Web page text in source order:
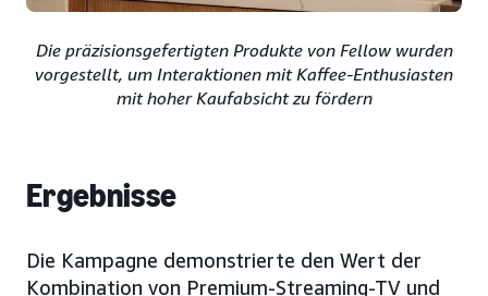
Die präzisionsgefertigten Produkte von Fellow wurden
vorgestellt, um Interaktionen mit Kaffee-Enthusiasten
mit hoher Kaufabsicht zu fördern
Ergebnisse
Die Kampagne demonstrierte den Wert der
Kombination von Premium-Streaming-TV und